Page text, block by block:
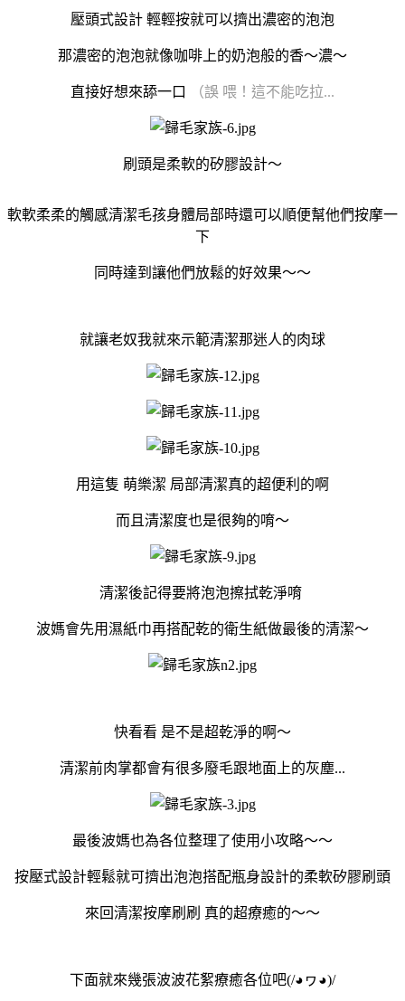
壓頭式設計 輕輕按就可以擠出濃密的泡泡
那濃密的泡泡就像咖啡上的奶泡般的香～濃～
直接好想來舔一口 （誤 喂！這不能吃拉...
刷頭是柔軟的矽膠設計～
軟軟柔柔的觸感清潔毛孩身體局部時還可以順便幫他們按摩一
下
同時達到讓他們放鬆的好效果～～
就讓老奴我就來示範清潔那迷人的肉球
用這隻 萌樂潔 局部清潔真的超便利的啊
而且清潔度也是很夠的唷～
清潔後記得要將泡泡擦拭乾淨唷
波媽會先用濕紙巾再搭配乾的衛生紙做最後的清潔～
快看看 是不是超乾淨的啊～
清潔前肉掌都會有很多廢毛跟地面上的灰塵...
最後波媽也為各位整理了使用小攻略～～
按壓式設計輕鬆就可擠出泡泡搭配瓶身設計的柔軟矽膠刷頭
來回清潔按摩刷刷 真的超療癒的～～
下面就來幾張波波花絮療癒各位吧(/◕ヮ◕)/